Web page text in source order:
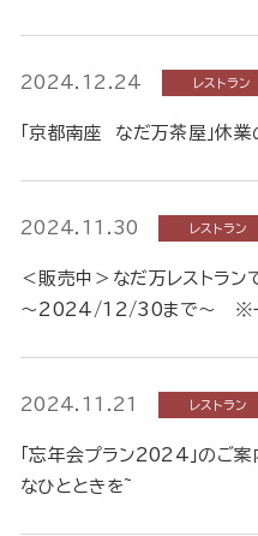
2024.12.24 レストラン
「京都南座 なだ万茶屋」休業
2024.11.30 レストラン
＜販売中＞なだ万レストラン
～2024/12/30まで～ ※一
2024.11.21 レストラン
「忘年会プラン2024」のご
なひとときを~